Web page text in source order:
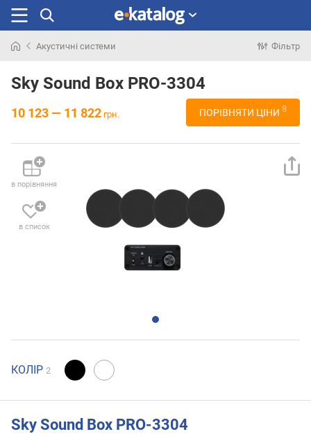
раніше
Акустичні системи Фільтр
Sky Sound Box PRO-3304
10 123 — 11 822 грн. ПОРІВНЯТИ ЦІНИ 8
в порівняння
в список
КОЛІР 2
Sky Sound Box PRO-3304